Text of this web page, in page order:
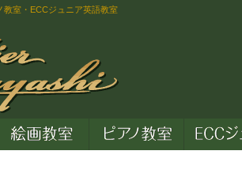
教室・ECCジュニア英語教室